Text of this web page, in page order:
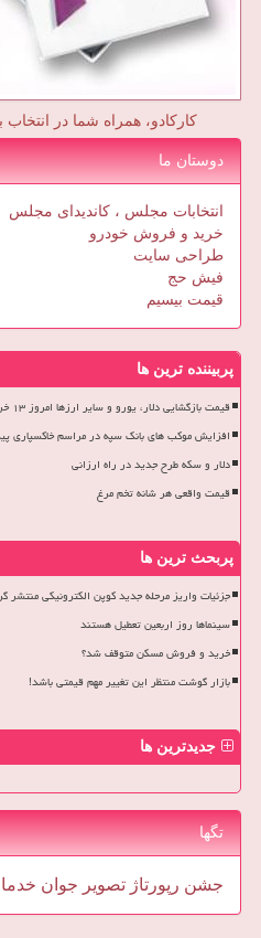
کارکادو، همراه شما در انتخاب
دوستان ما
انتخابات مجلس ، کاندیدای مجلس
خرید و فروش خودرو
طراحی سایت
فیش حج
قیمت بیسیم
پربیننده ترین ها
قیمت بازگشایی دلار، یورو و سایر ارزها امروز ۱۳ خرداد ۱۴۰۵ بهمراه جدول
افزایش موکب های بانک سپه در مراسم خاکسپاری پیکر
دلار و سکه طرح جدید در راه ارزانی
قیمت واقعی هر شانه تخم مرغ
پربحث ترین ها
جزئیات واریز مرحله جدید کوپن الکترونیکی منتشر
سینماها روز اربعین تعطیل هستند
خرید و فروش مسکن متوقف شد؟
بازار گوشت منتظر این تغییر مهم قیمتی باشد!
جدیدترین ها
تگها
جشن رپورتاژ تصویر جوان